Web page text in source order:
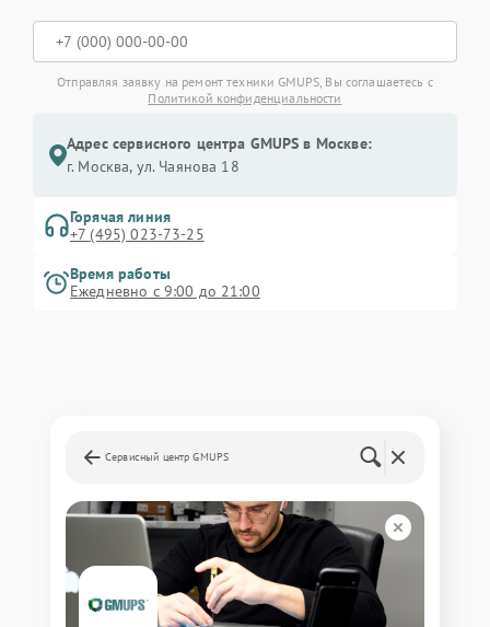
Отправляя заявку на ремонт техники GMUPS, Вы соглашаетесь с
Политикой конфиденциальности
Адрес сервисного центра GMUPS в Москве:
г. Москва, ул. Чаянова 18
Горячая линия
+7 (495) 023-73-25
Время работы
Ежедневно с 9:00 до 21:00
Сервисный центр GMUPS